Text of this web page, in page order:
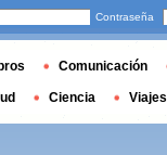
Contraseña
Comunicación
Ciencia Viajes